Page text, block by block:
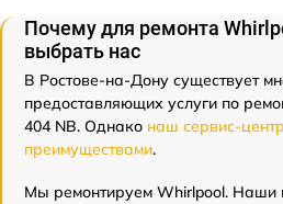
Почему для ремонта
выбрать нас
В Ростове-на-Дону существует
предоставляющих услуги по
404 NB. Однако наш сервис-
преимуществами.
Мы ремонтируем Whirlpool. Наши